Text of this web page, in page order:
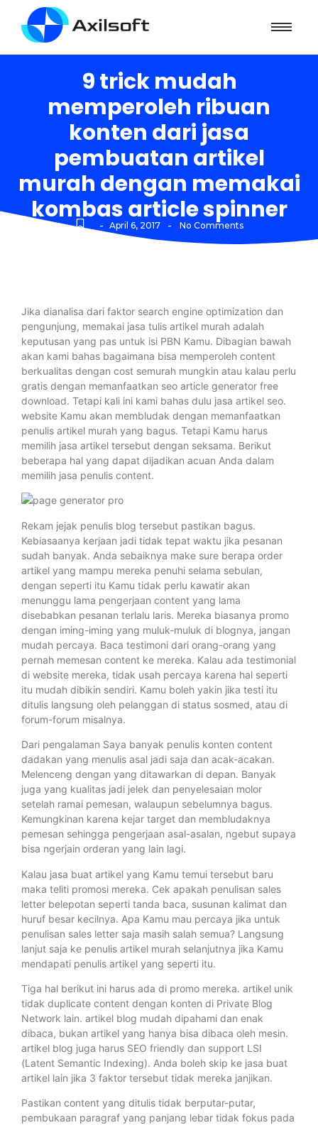
9 trick mudah
memperoleh ribuan
konten dari jasa
pembuatan artikel
murah dengan memakai
kombas article spinner
- April 6, 2017 - No Comments
Jika dianalisa dari faktor search engine optimization dan
pengunjung, memakai jasa tulis artikel murah adalah
keputusan yang pas untuk isi PBN Kamu. Dibagian bawah
akan kami bahas bagaimana bisa memperoleh content
berkualitas dengan cost semurah mungkin atau kalau perlu
gratis dengan memanfaatkan seo article generator free
download. Tetapi kali ini kami bahas dulu jasa artikel seo.
website Kamu akan membludak dengan memanfaatkan
penulis artikel murah yang bagus. Tetapi Kamu harus
memilih jasa artikel tersebut dengan seksama. Berikut
beberapa hal yang dapat dijadikan acuan Anda dalam
memilih jasa penulis content.
Rekam jejak penulis blog tersebut pastikan bagus.
Kebiasaanya kerjaan jadi tidak tepat waktu jika pesanan
sudah banyak. Anda sebaiknya make sure berapa order
artikel yang mampu mereka penuhi selama sebulan,
dengan seperti itu Kamu tidak perlu kawatir akan
menunggu lama pengerjaan content yang lama
disebabkan pesanan terlalu laris. Mereka biasanya promo
dengan iming-iming yang muluk-muluk di blognya, jangan
mudah percaya. Baca testimoni dari orang-orang yang
pernah memesan content ke mereka. Kalau ada testimonial
di website mereka, tidak usah percaya karena hal seperti
itu mudah dibikin sendiri. Kamu boleh yakin jika testi itu
ditulis langsung oleh pelanggan di status sosmed, atau di
forum-forum misalnya.
Dari pengalaman Saya banyak penulis konten content
dadakan yang menulis asal jadi saja dan acak-acakan.
Melenceng dengan yang ditawarkan di depan. Banyak
juga yang kualitas jadi jelek dan penyelesaian molor
setelah ramai pemesan, walaupun sebelumnya bagus.
Kemungkinan karena kejar target dan membludaknya
pemesan sehingga pengerjaan asal-asalan, ngebut supaya
bisa ngerjain orderan yang lain lagi.
Kalau jasa buat artikel yang Kamu temui tersebut baru
maka teliti promosi mereka. Cek apakah penulisan sales
letter belepotan seperti tanda baca, susunan kalimat dan
huruf besar kecilnya. Apa Kamu mau percaya jika untuk
penulisan sales letter saja masih salah semua? Langsung
lanjut saja ke penulis artikel murah selanjutnya jika Kamu
mendapati penulis artikel yang seperti itu.
Tiga hal berikut ini harus ada di promo mereka. artikel unik
tidak duplicate content dengan konten di Private Blog
Network lain. artikel blog mudah dipahami dan enak
dibaca, bukan artikel yang hanya bisa dibaca oleh mesin.
artikel blog juga harus SEO friendly dan support LSI
(Latent Semantic Indexing). Anda boleh skip ke jasa buat
artikel lain jika 3 faktor tersebut tidak mereka janjikan.
Pastikan content yang ditulis tidak berputar-putar,
pembukaan paragraf yang panjang lebar tidak fokus pada